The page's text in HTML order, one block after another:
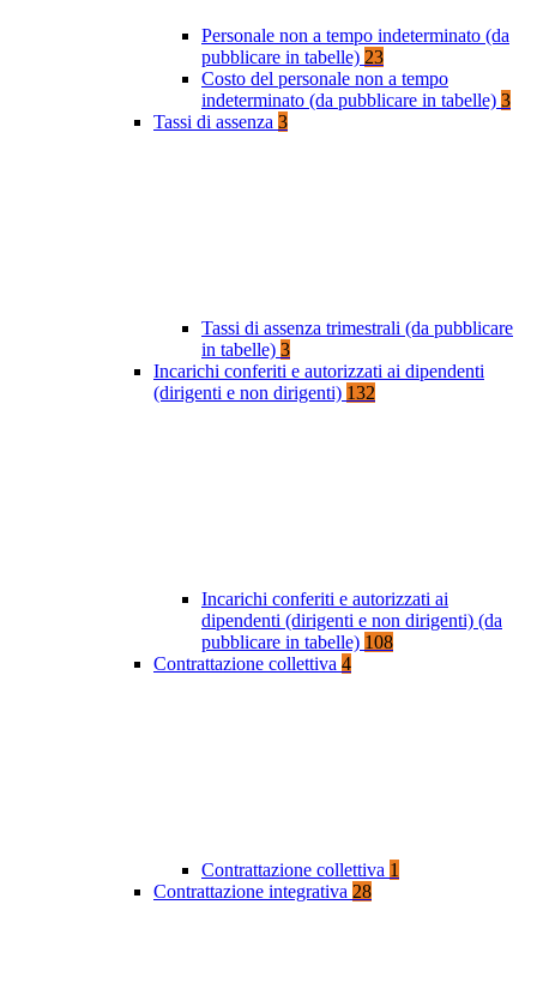
Personale non a tempo indeterminato (da
pubblicare in tabelle) 23
Costo del personale non a tempo
indeterminato (da pubblicare in tabelle) 3
Tassi di assenza 3
Tassi di assenza trimestrali (da pubblicare
in tabelle) 3
Incarichi conferiti e autorizzati ai dipendenti
(dirigenti e non dirigenti) 132
Incarichi conferiti e autorizzati ai
dipendenti (dirigenti e non dirigenti) (da
pubblicare in tabelle) 108
Contrattazione collettiva 4
Contrattazione collettiva 1
Contrattazione integrativa 28